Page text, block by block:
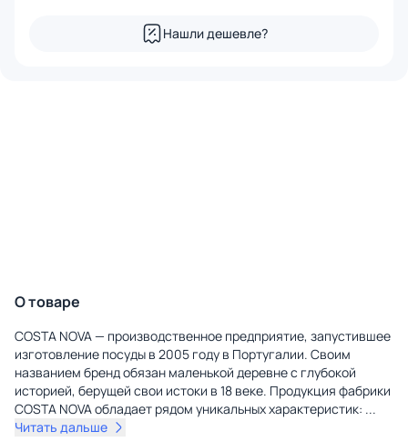
Нашли дешевле?
О товаре
COSTA NOVA — производственное предприятие, запустившее
изготовление посуды в 2005 году в Португалии. Своим
названием бренд обязан маленькой деревне с глубокой
историей, берущей свои истоки в 18 веке. Продукция фабрики
COSTA NOVA обладает рядом уникальных характеристик: ...
Читать дальше